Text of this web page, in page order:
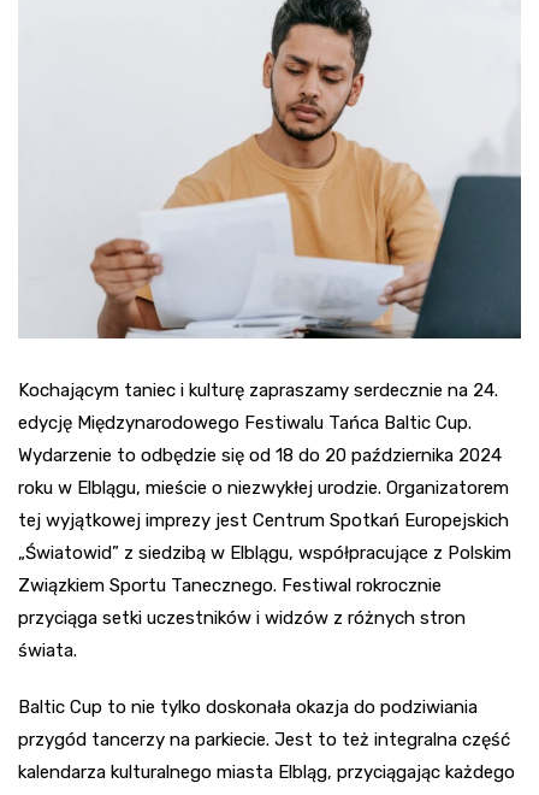
Kochającym taniec i kulturę zapraszamy serdecznie na 24.
edycję Międzynarodowego Festiwalu Tańca Baltic Cup.
Wydarzenie to odbędzie się od 18 do 20 października 2024
roku w Elblągu, mieście o niezwykłej urodzie. Organizatorem
tej wyjątkowej imprezy jest Centrum Spotkań Europejskich
„Światowid” z siedzibą w Elblągu, współpracujące z Polskim
Związkiem Sportu Tanecznego. Festiwal rokrocznie
przyciąga setki uczestników i widzów z różnych stron
świata.
Baltic Cup to nie tylko doskonała okazja do podziwiania
przygód tancerzy na parkiecie. Jest to też integralna część
kalendarza kulturalnego miasta Elbląg, przyciągając każdego